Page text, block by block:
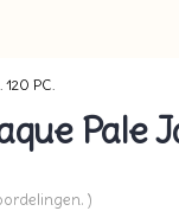
120 PC.
Pale
)